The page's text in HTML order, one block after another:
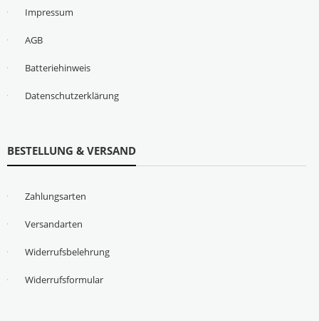
Impressum
AGB
Batteriehinweis
Datenschutzerklärung
BESTELLUNG & VERSAND
Zahlungsarten
Versandarten
Widerrufsbelehrung
Widerrufsformular